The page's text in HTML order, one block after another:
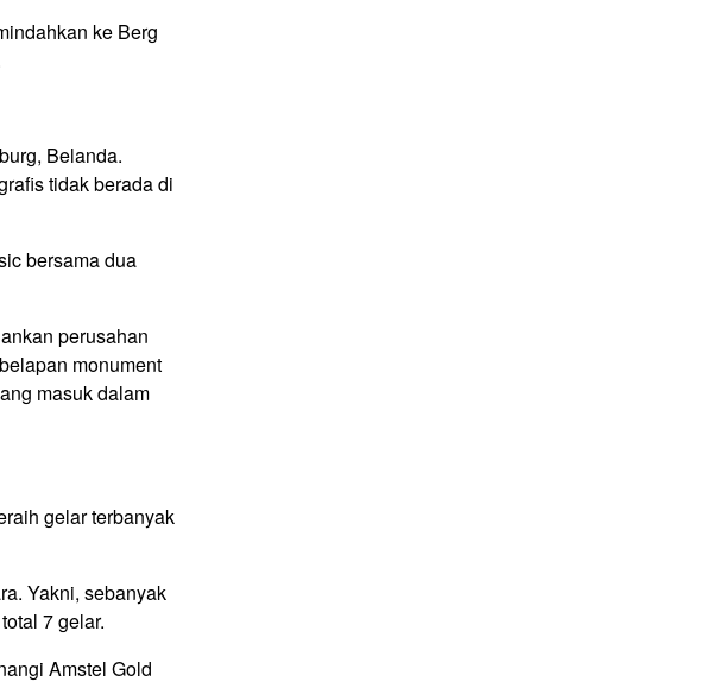
ke Berg
Belanda.
tidak berada di
bersama dua
perusahan
monument
masuk dalam
gelar terbanyak
Yakni, sebanyak
7 gelar.
Amstel Gold